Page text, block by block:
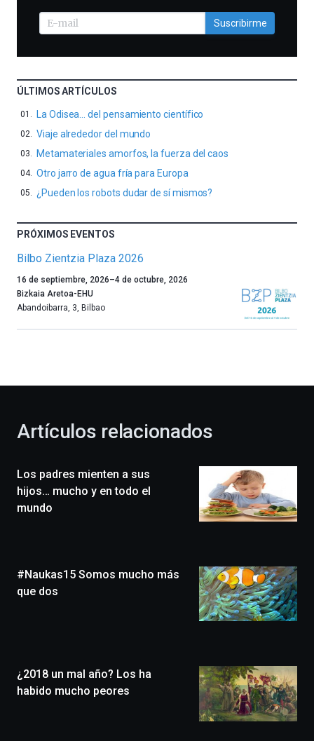
Suscribirme
ÚLTIMOS ARTÍCULOS
La Odisea… del pensamiento científico
Viaje alrededor del mundo
Metamateriales amorfos, la fuerza del caos
Otro jarro de agua fría para Europa
¿Pueden los robots dudar de sí mismos?
PRÓXIMOS EVENTOS
Bilbo Zientzia Plaza 2026
Un
año
más,
celebración
novena
edición
un
festival
monólogos,
exposiciones,
16 de septiembre, 2026–4 de octubre, 2026
Bizkaia Aretoa-EHU
Abandoibarra, 3 Bilbao
Artículos relacionados
Los padres mienten a sus
hijos… mucho y en todo el
mundo
#Naukas15 Somos mucho más
que dos
¿2018 un mal año? Los ha
habido mucho peores